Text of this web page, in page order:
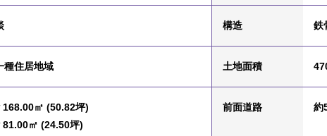
構造 鉄
種住居地域 土地面積
168.00㎡ (50.82坪)
81.00㎡ (24.50坪)
前面道路 約